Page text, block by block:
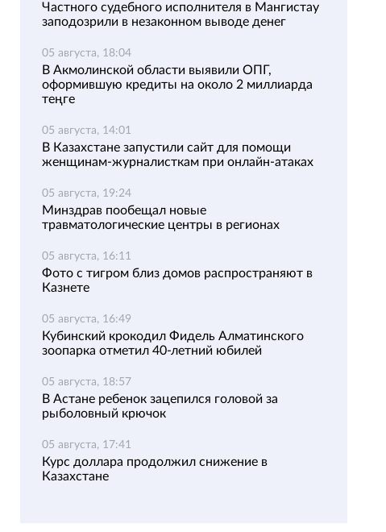
Частного судебного исполнителя в Мангистау
заподозрили в незаконном выводе денег
05 августа, 18:04
В Акмолинской области выявили ОПГ,
оформившую кредиты на около 2 миллиарда
теңге
05 августа, 14:01
В Казахстане запустили сайт для помощи
женщинам-журналисткам при онлайн-атаках
05 августа, 19:24
Минздрав пообещал новые
травматологические центры в регионах
05 августа, 16:11
Фото с тигром близ домов распространяют в
Казнете
05 августа, 16:49
Кубинский крокодил Фидель Алматинского
зоопарка отметил 40-летний юбилей
05 августа, 18:57
В Астане ребенок зацепился головой за
рыболовный крючок
05 августа, 17:41
Курс доллара продолжил снижение в
Казахстане